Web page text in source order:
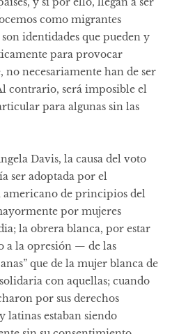
como migrantes
identidades que pueden y
para provocar
no necesariamente han de ser
contrario, será imposible el
para algunas sin las
Davis, la causa del voto
ser adoptada por el
de principios del
por mujeres
la obrera blanca, por estar
a la opresión — de las
que de la mujer blanca de
con aquellas; cuando
por sus derechos
latinas estaban siendo